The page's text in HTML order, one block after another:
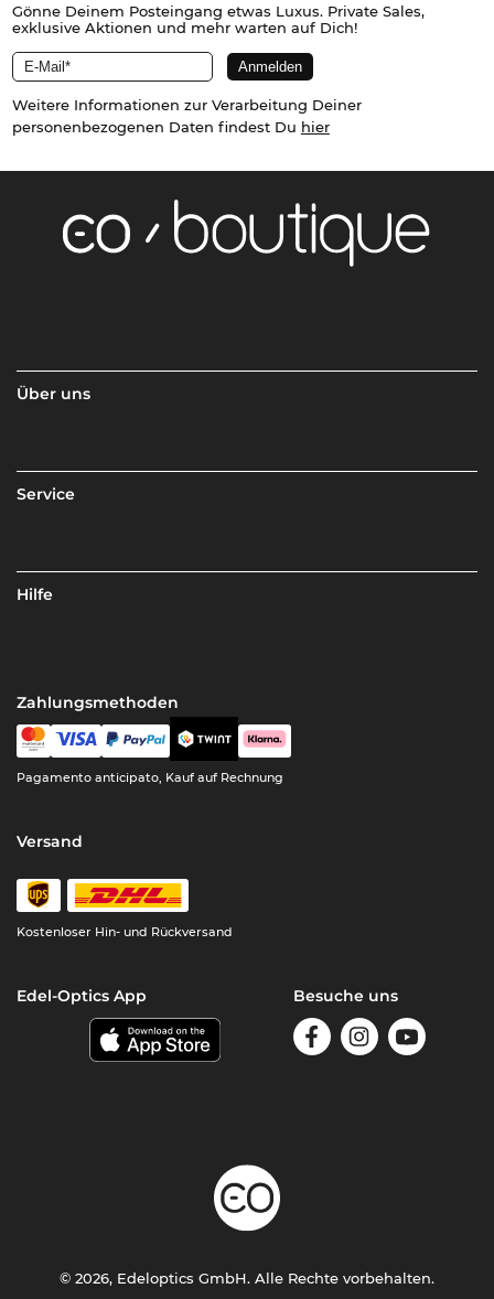
Gönne Deinem Posteingang etwas Luxus. Private Sales,
exklusive Aktionen und mehr warten auf Dich!
Weitere Informationen zur Verarbeitung Deiner
personenbezogenen Daten findest Du hier
Über uns
Service
Hilfe
Zahlungsmethoden
Pagamento anticipato, Kauf auf Rechnung
Versand
Kostenloser Hin- und Rückversand
Edel-Optics App Besuche uns
© 2026, Edeloptics GmbH. Alle Rechte vorbehalten.